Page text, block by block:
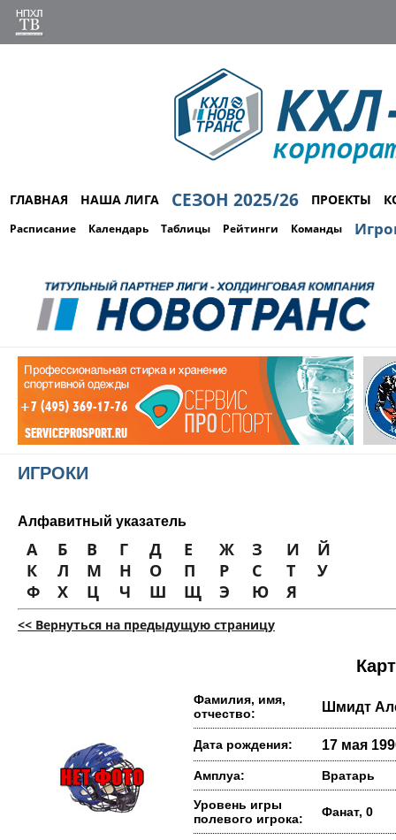
ГЛАВНАЯ НАША ЛИГА СЕЗОН 2025/26 ПРОЕКТЫ
Расписание Календарь Таблицы Рейтинги Команды
ИГРОКИ
Алфавитный указатель
А Б В Г Д Е Ж З И
Й
К
Л М Н О П Р С Т
У
Ф
Х Ц Ч Ш Щ Э Ю Я
<< Вернуться на предыдущую страницу
Фамилия, имя,
отчество:
Шмидт
Дата рождения: 17 мая
Амплуа: Вратарь
Уровень игры
полевого игрока:
Фанат, 0